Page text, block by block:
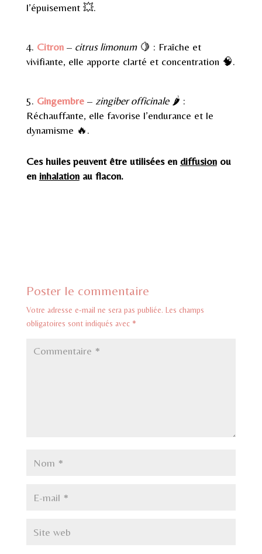
l’épuisement 💥.
4. Citron – citrus limonum🍋 : Fraîche et
vivifiante, elle apporte clarté et concentration 🧠.
5. Gingembre– zingiber officinale🌶️ :
Réchauffante, elle favorise l’endurance et le
dynamisme 🔥.
Ces huiles peuvent être utilisées en diffusionou
en inhalationau flacon.
Poster le commentaire
Votre adresse e-mail ne sera pas publiée. Les champs
obligatoires sont indiqués avec *